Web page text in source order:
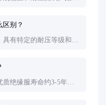
区别？
有特定的耐压等级和阻
质绝缘服寿命约3-5年。